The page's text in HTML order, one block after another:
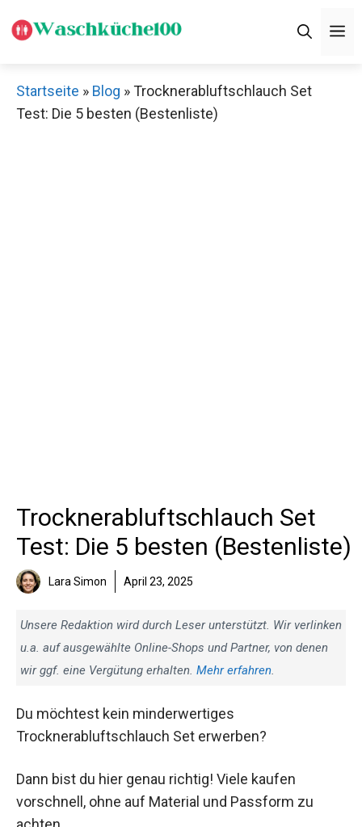
Inhalt
Startseite » Blog »Trocknerabluftschlauch Set
Test: Die 5 besten (Bestenliste)
Trocknerabluftschlauch Set
Test: Die 5 besten (Bestenliste)
Lara Simon April 23, 2025
Unsere Redaktion wird durch Leser unterstützt. Wir verlinken
u.a. auf ausgewählte Online-Shops und Partner, von denen
wir ggf. eine Vergütung erhalten. Mehr erfahren.
Du möchtest kein minderwertiges
Trocknerabluftschlauch Set erwerben?
Dann bist du hier genau richtig! Viele kaufen
vorschnell, ohne auf Material und Passform zu